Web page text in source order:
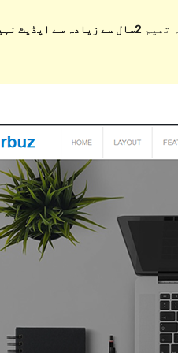
تھیم 2سال سے زیادہ سے اپڈیٹ نہیں کی گئی ہے